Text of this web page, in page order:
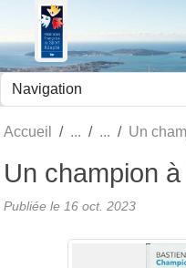
Accueil Un
Un champion
Publiée le 16 oct. 2023
Panneau de gestion des